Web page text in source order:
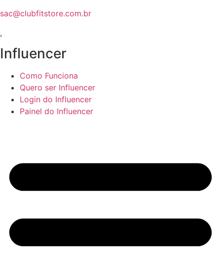
sac@clubfitstore.com.br
,
Influencer
Como Funciona
Quero ser Influencer
Login do Influencer
Painel do Influencer